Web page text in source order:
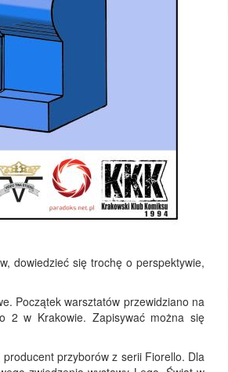
dowiedzieć się trochę o perspektywie,
Początek warsztatów przewidziano na
2 w Krakowie. Zapisywać można się
przyborów z serii Fiorello. Dla